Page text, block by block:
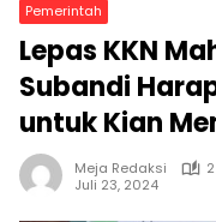
Pemerintah
Lepas KKN
Subandi
untuk Kian
Meja Redaksi
Juli 23, 2024